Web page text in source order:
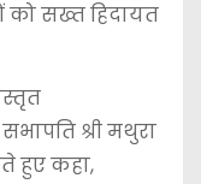
को सख्त हिदायत
श्री मथुरा
हुए कहा,